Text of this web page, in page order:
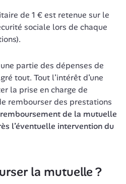
de 1 € est retenue sur le
sociale lors de chaque
partie des dépenses de
tout. Tout l’intérêt d’une
la prise en charge de
rembourser des prestations
de la mutuelle
l’éventuelle intervention du
la mutuelle ?